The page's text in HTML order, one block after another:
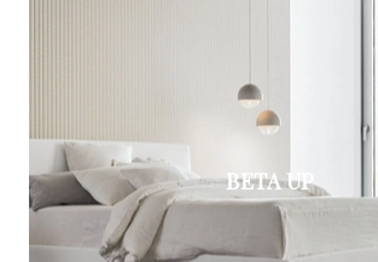
BETA UP